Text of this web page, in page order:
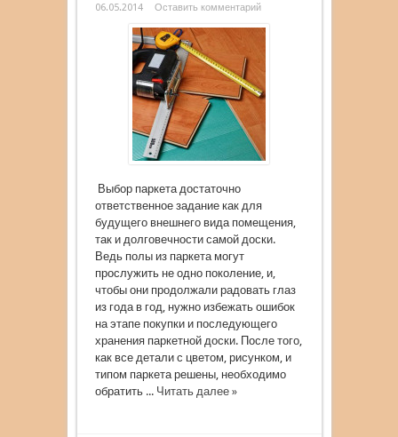
06.05.2014 Оставить комментарий
Выбор паркета достаточно
ответственное задание как для
будущего внешнего вида помещения,
так и долговечности самой доски.
Ведь полы из паркета могут
прослужить не одно поколение, и,
чтобы они продолжали радовать глаз
из года в год, нужно избежать ошибок
на этапе покупки и последующего
хранения паркетной доски. После того,
как все детали с цветом, рисунком, и
типом паркета решены, необходимо
обратить ... Читать далее »